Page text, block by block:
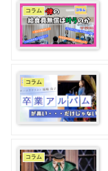
コラム
コラム
コラム